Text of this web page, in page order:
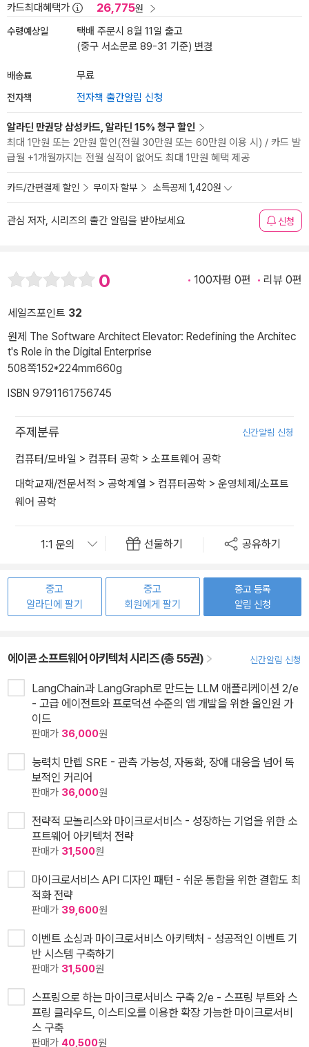
카드최대혜택가 26,775원
수령예상일
택배 주문시 8월 11일 출고
(중구 서소문로 89-31 기준) 변경
배송료 무료
전자책 전자책 출간알림 신청
알라딘 만권당 삼성카드, 알라딘 15% 청구 할인
최대 1만원 또는 2만원 할인(전월 30만원 또는 60만원 이용 시) / 카드 발
급월 +1개월까지는 전월 실적이 없어도 최대 1만원 혜택 제공
카드/간편결제 할인 무이자 할부 소득공제 1,420원
관심 저자, 시리즈의 출간 알림을 받아보세요 신청
0 100자평 0편 리뷰 0편
세일즈포인트 32
원제 The Software Architect Elevator: Redefining the Architec
t's Role in the Digital Enterprise
508쪽152*224mm660g
ISBN 9791161756745
주제분류 신간알림 신청
컴퓨터/모바일 > 컴퓨터 공학 > 소프트웨어 공학
대학교재/전문서적 > 공학계열 > 컴퓨터공학 > 운영체제/소프트
웨어 공학
선물하기 공유하기
중고
알라딘에 팔기
중고
회원에게 팔기
중고 등록
알림 신청
에이콘 소프트웨어 아키텍처 시리즈 (총 55권) 신간알림 신청
LangChain과 LangGraph로 만드는 LLM 애플리케이션 2/e
- 고급 에이전트와 프로덕션 수준의 앱 개발을 위한 올인원 가
이드
판매가 36,000원
능력치 만렙 SRE - 관측 가능성, 자동화, 장애 대응을 넘어 독
보적인 커리어
판매가 36,000원
전략적 모놀리스와 마이크로서비스 - 성장하는 기업을 위한 소
프트웨어 아키텍처 전략
판매가 31,500원
마이크로서비스 API 디자인 패턴 - 쉬운 통합을 위한 결합도 최
적화 전략
판매가 39,600원
이벤트 소싱과 마이크로서비스 아키텍처 - 성공적인 이벤트 기
반 시스템 구축하기
판매가 31,500원
스프링으로 하는 마이크로서비스 구축 2/e - 스프링 부트와 스
프링 클라우드, 이스티오를 이용한 확장 가능한 마이크로서비
스 구축
판매가 40,500원